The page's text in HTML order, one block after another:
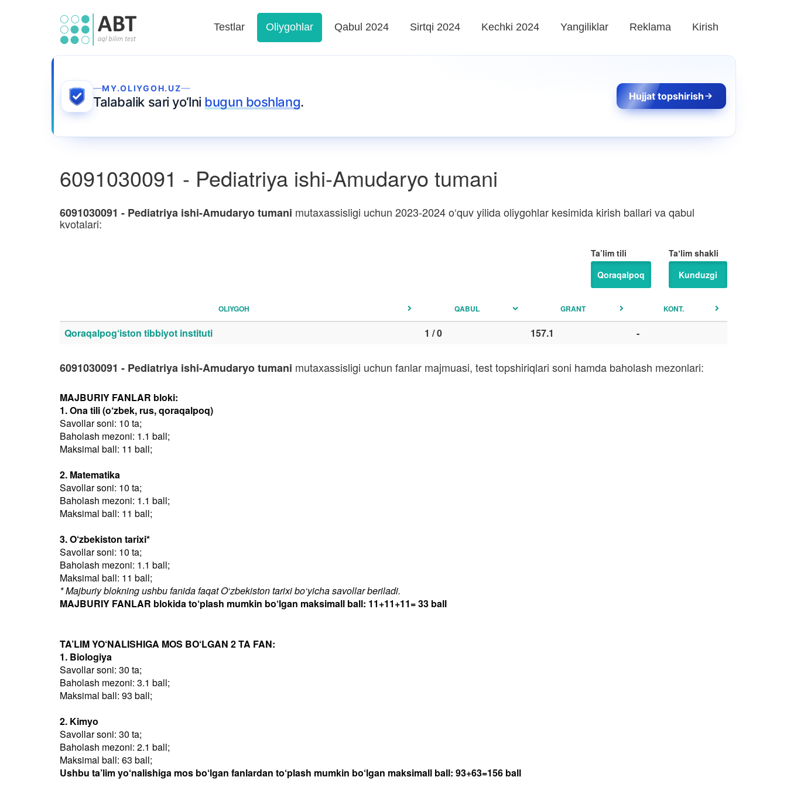
Testlar Oliygohlar Qabul 2024 Sirtqi 2024 Kechki 2024 Yangiliklar Reklama Kirish
MY.OLIYGOH.UZ
Talabalik sari yo‘lni bugun boshlang. Hujjat topshirish
6091030091 - Pediatriya ishi-Amudaryo tumani
6091030091 - Pediatriya ishi-Amudaryo tumani mutaxassisligi uchun 2023-2024 o‘quv yilida oliygohlar kesimida kirish ballari va qabul
kvotalari:
Taʼlim shakli
Kunduzgi
Ta’lim tili
Qoraqalpoq
OLIYGOH QABUL GRANT KONT.
Qoraqalpog‘iston tibbiyot instituti 1 / 0 157.1 -
6091030091 - Pediatriya ishi-Amudaryo tumani mutaxassisligi uchun fanlar majmuasi, test topshiriqlari soni hamda baholash mezonlari:
MAJBURIY FANLAR bloki:
1. Ona tili (o‘zbek, rus, qoraqalpoq)
Savollar soni: 10 ta;
Baholash mezoni: 1.1 ball;
Maksimal ball: 11 ball;
2. Matematika
Savollar soni: 10 ta;
Baholash mezoni: 1.1 ball;
Maksimal ball: 11 ball;
3. O‘zbekiston tarixi*
Savollar soni: 10 ta;
Baholash mezoni: 1.1 ball;
Maksimal ball: 11 ball;
* Majburiy blokning ushbu fanida faqat O‘zbekiston tarixi bo‘yicha savollar beriladi.
MAJBURIY FANLAR blokida to‘plash mumkin bo‘lgan maksimall ball: 11+11+11= 33 ball
TA’LIM YO‘NALISHIGA MOS BO‘LGAN 2 TA FAN:
1. Biologiya
Savollar soni: 30 ta;
Baholash mezoni: 3.1 ball;
Maksimal ball: 93 ball;
2. Kimyo
Savollar soni: 30 ta;
Baholash mezoni: 2.1 ball;
Maksimal ball: 63 ball;
Ushbu ta’lim yo‘nalishiga mos bo‘lgan fanlardan to‘plash mumkin bo‘lgan maksimall ball: 93+63=156 ball